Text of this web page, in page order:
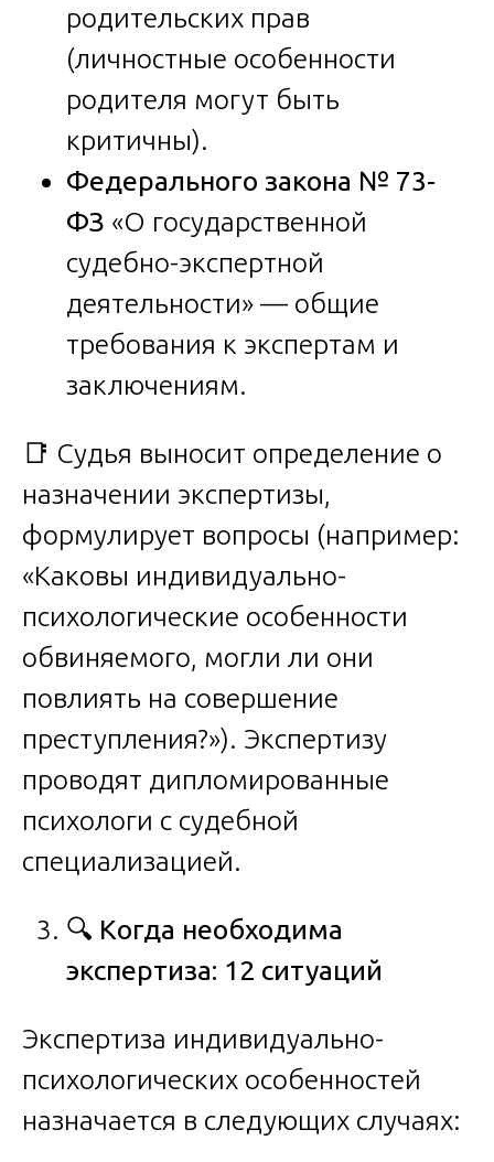
родительских прав
(личностные особенности
родителя могут быть
критичны).
Федерального закона № 73-
ФЗ «О государственной
судебно-экспертной
деятельности» — общие
требования к экспертам и
заключениям.
📑 Судья выносит определение о
назначении экспертизы,
формулирует вопросы (например:
«Каковы индивидуально-
психологические особенности
обвиняемого, могли ли они
повлиять на совершение
преступления?»). Экспертизу
проводят дипломированные
психологи с судебной
специализацией.
🔍 Когда необходима
экспертиза: 12 ситуаций
Экспертиза индивидуально-
психологических особенностей
назначается в следующих случаях: